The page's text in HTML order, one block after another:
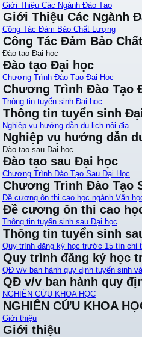
Giới Thiệu Các Ngành Đào Tạo
Giới Thiệu Các Ngành
Công Tác Đảm Bảo Chất Lượng
Công Tác Đảm Bảo
Đào tạo Đại học
Đào tạo Đại học
Chương Trình Đào Tạo Đại Học
Chương Trình Đào Tạo
Thông tin tuyển sinh Đại học
Thông tin tuyển sinh
Nghiệp vụ hướng dẫn du lịch nội địa
Nghiệp vụ hướng dẫn
Đào tạo sau Đại học
Đào tạo sau Đại học
Chương Trình Đào Tạo Sau Đại Học
Chương Trình Đào Tạo
Đề cương ôn thi cao học ngành Văn
Đề cương ôn thi cao
Thông tin tuyển sinh sau Đại học
Thông tin tuyển sinh
Quy trình đăng ký học trước 15 tín chỉ
Quy trình đăng ký học
QĐ v/v ban hành quy định tuyển sinh
QĐ v/v ban hành quy
NGHIÊN CỨU KHOA HỌC
NGHIÊN CỨU KHOA
Giới thiệu
Giới thiệu